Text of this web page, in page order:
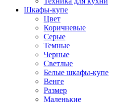
Шкафы-купе
Цвет
Коричневые
Серые
Темные
Черные
Светлые
Белые шкафы-купе
Венге
Размер
Маленькие